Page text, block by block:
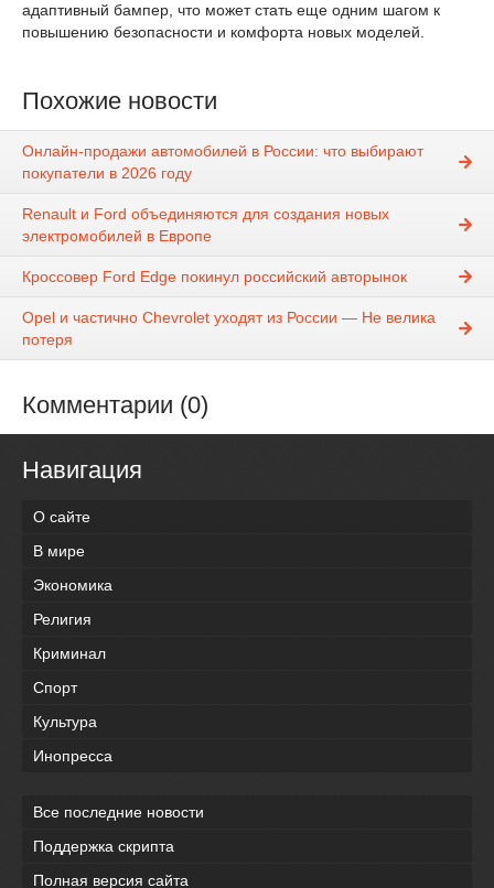
адаптивный бампер, что может стать еще одним шагом к
повышению безопасности и комфорта новых моделей.
Похожие новости
Онлайн-продажи автомобилей в России: что выбирают
покупатели в 2026 году
Renault и Ford объединяются для создания новых
электромобилей в Европе
Кроссовер Ford Edge покинул российский авторынок
Opel и частично Chevrolet уходят из России — Не велика
потеря
Комментарии (0)
Навигация
О сайте
В мире
Экономика
Религия
Криминал
Спорт
Культура
Инопресса
Все последние новости
Поддержка скрипта
Полная версия сайта